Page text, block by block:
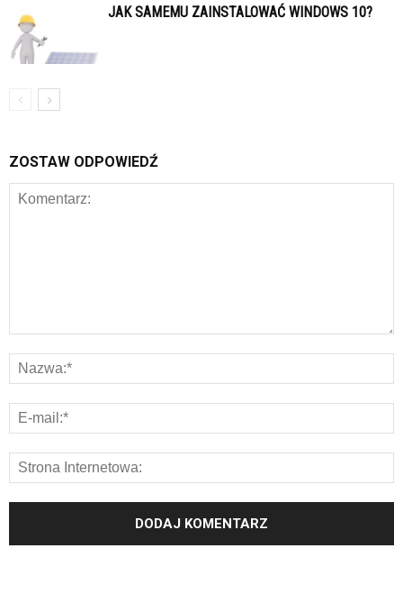
JAK SAMEMU ZAINSTALOWAĆ WINDOWS 10?
ZOSTAW ODPOWIEDŹ